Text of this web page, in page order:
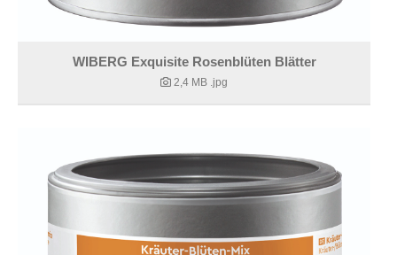
WIBERG Exquisite Rosenblüten Blätter
2,4 MB .jpg